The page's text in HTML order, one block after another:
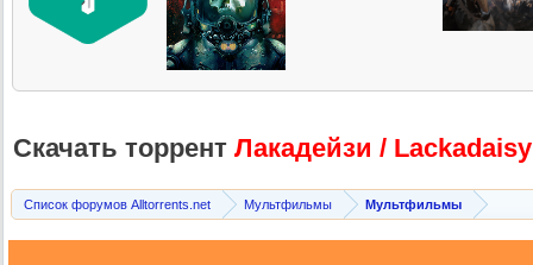
Скачать торрент Лакадейзи /
Список форумов Alltorrents.net Мультфильмы Мультфильмы